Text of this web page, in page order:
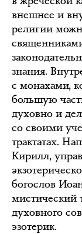
внешнее и
религии
знания.
с монахами,
большую
духовно и
со своими
трактатах.
Кирилл,
богослов
мистический
духовного
эзотерик.